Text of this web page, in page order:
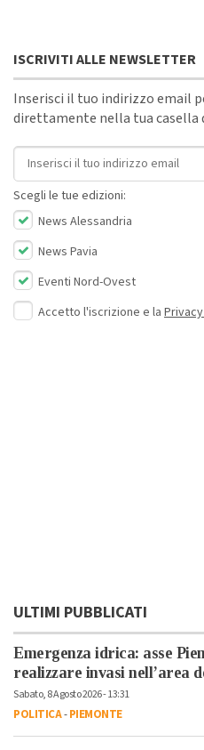
ISCRIVITI ALLE NEWSLETTER
Inserisci il tuo indirizzo email
direttamente nella tua casella
Indirizzo email
Scegli le tue edizioni:
News Alessandria
News Pavia
Eventi Nord-Ovest
Accetto l'iscrizione e la
ULTIMI PUBBLICATI
Emergenza idrica: asse
realizzare invasi nell’area
Sabato, 8 Agosto 2026 - 13:31
POLITICA-PIEMONTE